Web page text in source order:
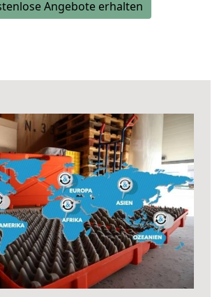
Angebote erhalten